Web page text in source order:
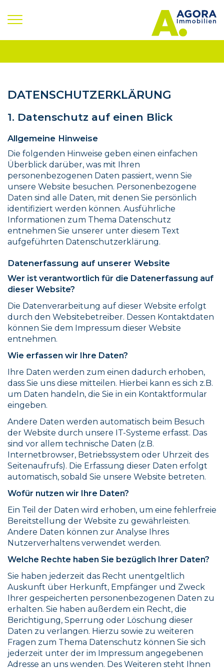
DATENSCHUTZERKLÄRUNG
1. Datenschutz auf einen Blick
Allgemeine Hinweise
Die folgenden Hinweise geben einen einfachen
Überblick darüber, was mit Ihren
personenbezogenen Daten passiert, wenn Sie
unsere Website besuchen. Personenbezogene
Daten sind alle Daten, mit denen Sie persönlich
identifiziert werden können. Ausführliche
Informationen zum Thema Datenschutz
entnehmen Sie unserer unter diesem Text
aufgeführten Datenschutzerklärung.
Datenerfassung auf unserer Website
Wer ist verantwortlich für die Datenerfassung auf
dieser Website?
Die Datenverarbeitung auf dieser Website erfolgt
durch den Websitebetreiber. Dessen Kontaktdaten
können Sie dem Impressum dieser Website
entnehmen.
Wie erfassen wir Ihre Daten?
Ihre Daten werden zum einen dadurch erhoben,
dass Sie uns diese mitteilen. Hierbei kann es sich z.B.
um Daten handeln, die Sie in ein Kontaktformular
eingeben.
Andere Daten werden automatisch beim Besuch
der Website durch unsere IT-Systeme erfasst. Das
sind vor allem technische Daten (z.B.
Internetbrowser, Betriebssystem oder Uhrzeit des
Seitenaufrufs). Die Erfassung dieser Daten erfolgt
automatisch, sobald Sie unsere Website betreten.
Wofür nutzen wir Ihre Daten?
Ein Teil der Daten wird erhoben, um eine fehlerfreie
Bereitstellung der Website zu gewährleisten.
Andere Daten können zur Analyse Ihres
Nutzerverhaltens verwendet werden.
Welche Rechte haben Sie bezüglich Ihrer Daten?
Sie haben jederzeit das Recht unentgeltlich
Auskunft über Herkunft, Empfänger und Zweck
Ihrer gespeicherten personenbezogenen Daten zu
erhalten. Sie haben außerdem ein Recht, die
Berichtigung, Sperrung oder Löschung dieser
Daten zu verlangen. Hierzu sowie zu weiteren
Fragen zum Thema Datenschutz können Sie sich
jederzeit unter der im Impressum angegebenen
Adresse an uns wenden. Des Weiteren steht Ihnen